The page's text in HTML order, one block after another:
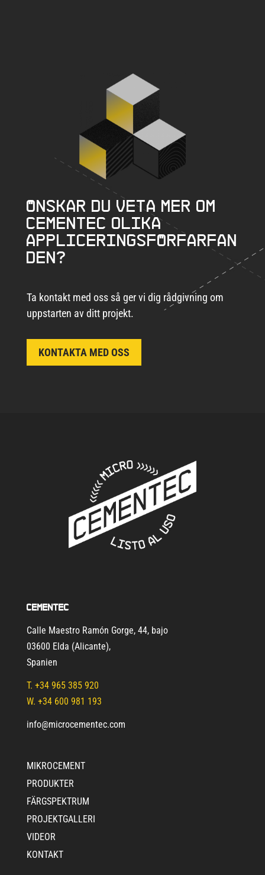
Önskar du veta mer om
CEMENTEC olika
appliceringsförfarfan
den?
Ta kontakt med oss så ger vi dig rådgivning om
uppstarten av ditt projekt.
KONTAKTA MED OSS
Cementec
Calle Maestro Ramón Gorge, 44, bajo
03600 Elda (Alicante),
Spanien
T. +34 965 385 920
W. +34 600 981 193
info@microcementec.com
MIKROCEMENT
PRODUKTER
FÄRGSPEKTRUM
PROJEKTGALLERI
VIDEOR
KONTAKT